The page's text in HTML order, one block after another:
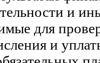
и
для
и